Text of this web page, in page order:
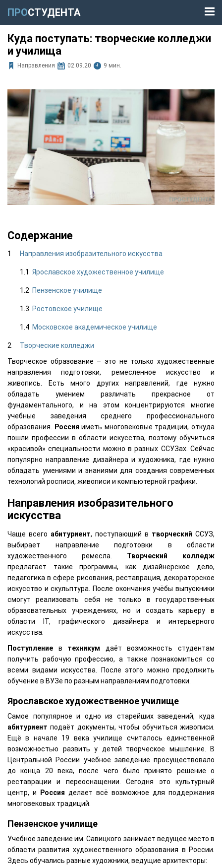
ПРОСТУДЕНТА
Куда поступать: творческие колледжи
и училища
Направления 02.09.20 9 мин.
Содержание
Направления изобразительного искусства
Ярославское художественное училище
Пензенское училище
Ростовское училище
Московское академическое училище
Творческие колледжи
Творческое образование – это не только художественные
направления подготовки, ремесленное искусство и
живопись. Есть много других направлений, где нужно
обладать умением различать прекрасное от
фундаментального, и на этом концентрируются многие
учебные заведения среднего профессионального
образования. Россия иметь многовековые традиции, откуда
пошли профессии в области искусства, поэтому обучиться
«красивой» специальности можно в разных ССУЗах. Сейчас
популярно направление дизайнера и художника, где нужно
обладать умениями и знаниями для создания современных
технологий росписи, живописи и компьютерной графики.
Направления изобразительного
искусства
Чаще всего абитуриент, поступающий в творческий ССУЗ,
выбирает направление подготовки в области
художественного ремесла. Творческий
колледж
предлагает такие программы, как дизайнерское дело,
педагогика в сфере рисования, реставрация, декораторское
искусство и скульптура. После окончания учёбы выпускники
смогут реализовать себя не только в государственных
образовательных учреждениях, но и создать карьеру в
области IT, графического дизайнера и интерьерного
искусства.
Поступление в техникум даёт возможность студентам
получить рабочую профессию, а также познакомиться со
всеми видами искусства. После этого можно продолжить
обучение в ВУЗе по разным направлениям подготовки.
Ярославское художественное училище
Самое популярное и одно из старейших заведений, куда
абитуриент подаёт документы, чтобы обучиться живописи.
Ещё в начале 19 века училище считалось единственной
возможностью развить у детей творческое мышление. В
Центральной России учебное заведение просуществовало
до конца 20 века, после чего было принято решение о
реставрации и переоснащении. Сегодня это культурный
центр, и
Россия делает всё возможное для поддержания
многовековых традиций.
Пензенское училище
Учебное заведение им. Савицкого занимает ведущее место в
области развития художественного образования в России.
Здесь обучались разные художники, ведущие архитекторы: